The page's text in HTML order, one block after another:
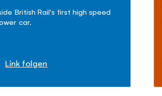
British Rail's first high speed
car.
Link folgen